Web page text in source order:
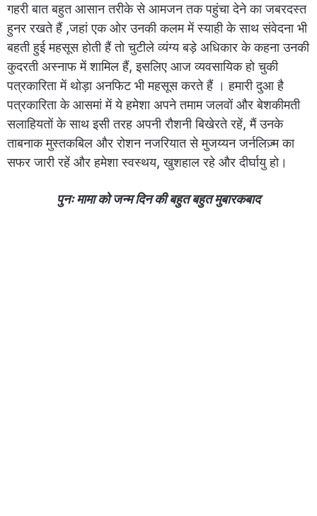
गहरी बात बहुत आसान तरीके से आमजन तक पहुंचा देने का जबरदस्त
हुनर रखते हैं ,जहां एक ओर उनकी कलम में स्याही के साथ संवेदना भी
बहती हुई महसूस होती हैं तो चुटीले व्यंग्य बड़े अधिकार के कहना उनकी
कुदरती अस्नाफ में शामिल हैं, इसलिए आज व्यवसायिक हो चुकी
पत्रकारिता में थोड़ा अनफिट भी महसूस करते हैं । हमारी दुआ है
पत्रकारिता के आसमां में ये हमेशा अपने तमाम जलवों और बेशकीमती
सलाहियतों के साथ इसी तरह अपनी रौशनी बिखेरते रहें, मैं उनके
ताबनाक मुस्तकबिल और रोशन नजरियात से मुजय्यन जर्नलिज़्म का
सफर जारी रहें और हमेशा स्वस्थय, खुशहाल रहे और दीर्घायु हो।
पुनः मामा को जन्म दिन की बहुत बहुत मुबारकबाद